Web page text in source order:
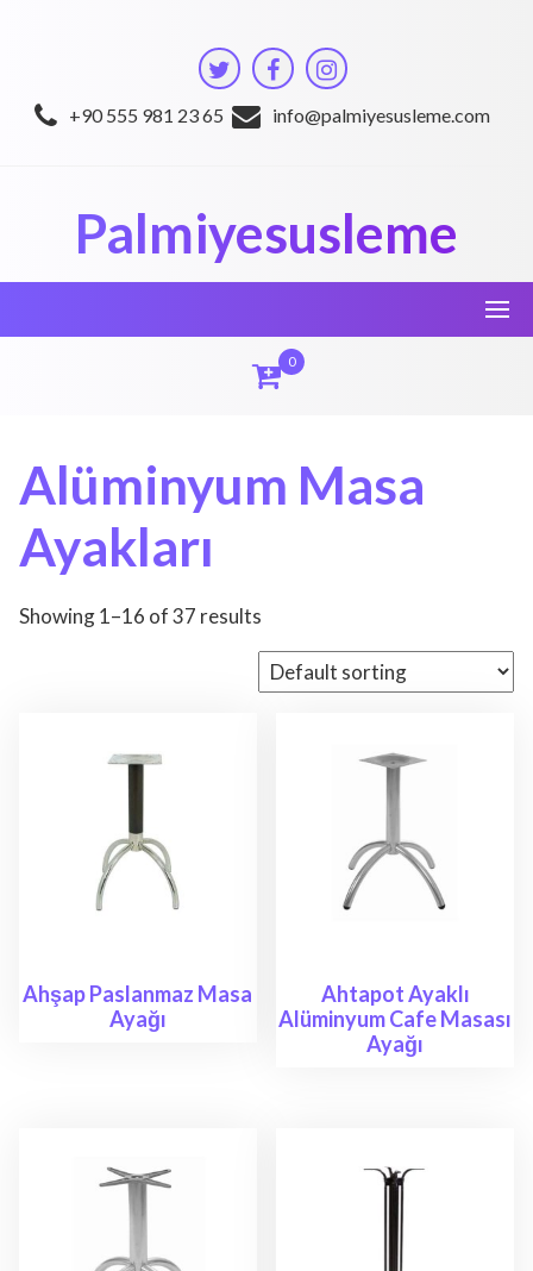
+90 555 981 23 65 info@palmiyesusleme.com
Palmiyesusleme
0
Alüminyum Masa
Ayakları
Showing 1–16 of 37 results
Ahşap Paslanmaz Masa
Ayağı
Ahtapot Ayaklı
Alüminyum Cafe Masası
Ayağı